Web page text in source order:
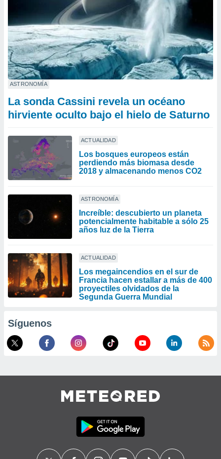
ASTRONOMÍA
La sonda Cassini revela un océano
hirviente oculto bajo el hielo de Saturno
ACTUALIDAD
Los bosques europeos están
perdiendo más biomasa desde
2018 y almacenando menos CO2
ASTRONOMÍA
Increíble: descubierto un planeta
potencialmente habitable a sólo 25
años luz de la Tierra
ACTUALIDAD
Los megaincendios en el sur de
Francia hacen estallar a más de 400
proyectiles olvidados de la
Segunda Guerra Mundial
Síguenos